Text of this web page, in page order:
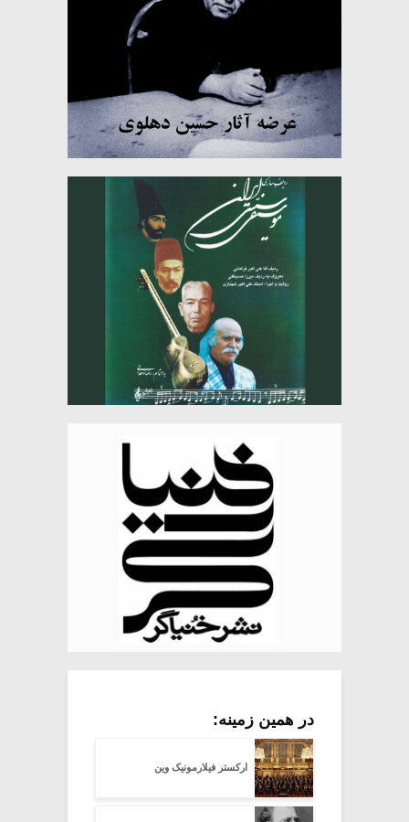
در همین زمینه:
ارکستر فیلارمونیک وین